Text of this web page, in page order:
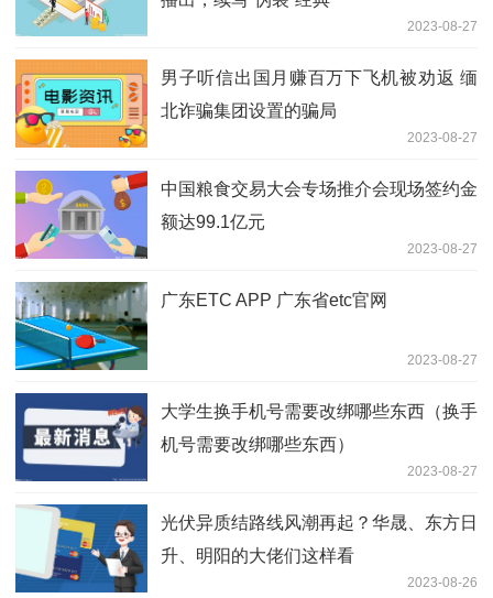
2023-08-27
男子听信出国月赚百万下飞机被劝返 缅
北诈骗集团设置的骗局
2023-08-27
中国粮食交易大会专场推介会现场签约金
额达99.1亿元
2023-08-27
广东ETC APP 广东省etc官网
2023-08-27
大学生换手机号需要改绑哪些东西（换手
机号需要改绑哪些东西）
2023-08-27
光伏异质结路线风潮再起？华晟、东方日
升、明阳的大佬们这样看
2023-08-26